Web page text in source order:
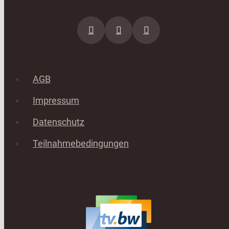
AGB
Impressum
Datenschutz
Teilnahmebedingungen